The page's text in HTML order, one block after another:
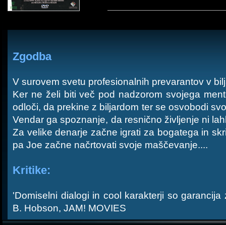
Zgodba
V surovem svetu profesionalnih prevarantov v
Ker ne želi biti več pod nadzorom svojega
odloči, da prekine z biljardom ter se osvobodi
Vendar ga spoznanje, da resnično življenje ni
Za velike denarje začne igrati za bogatega in
pa Joe začne načrtovati svoje maščevanje....
Kritike:
'Domiselni dialogi in cool karakterji so
B. Hobson, JAM! MOVIES